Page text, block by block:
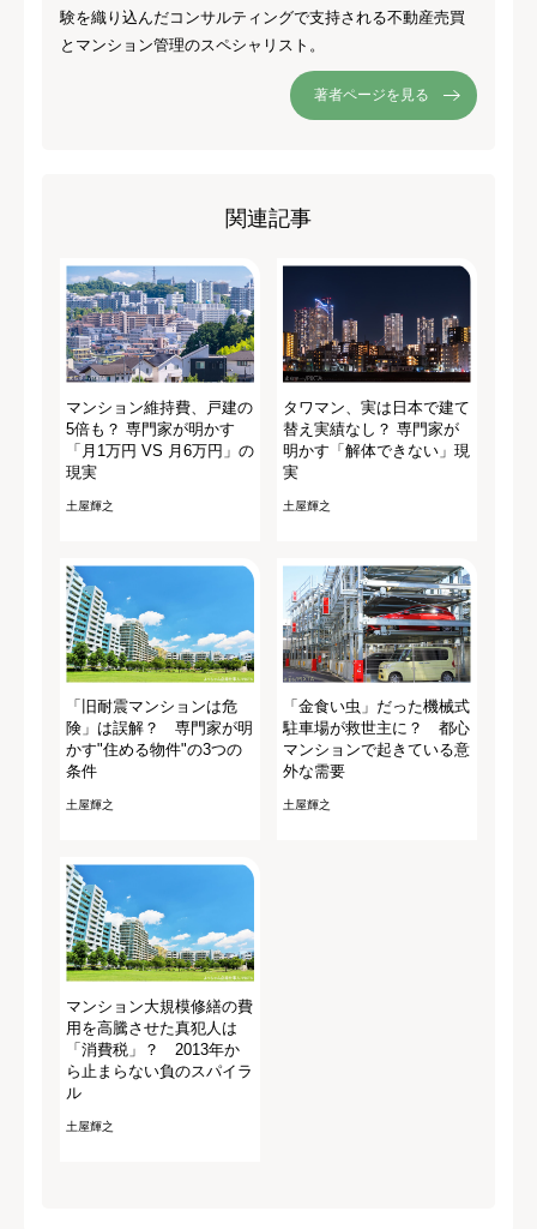
験を織り込んだコンサルティングで支持される不動産売買
とマンション管理のスペシャリスト。
著者ページを見る
関連記事
マンション維持費、戸建の
5倍も？ 専門家が明かす
「月1万円 VS 月6万円」の
現実
土屋輝之
タワマン、実は日本で建て
替え実績なし？ 専門家が
明かす「解体できない」現
実
土屋輝之
「旧耐震マンションは危
険」は誤解？ 専門家が明
かす"住める物件"の3つの
条件
土屋輝之
「金食い虫」だった機械式
駐車場が救世主に？ 都心
マンションで起きている意
外な需要
土屋輝之
マンション大規模修繕の費
用を高騰させた真犯人は
「消費税」？ 2013年か
ら止まらない負のスパイラ
ル
土屋輝之